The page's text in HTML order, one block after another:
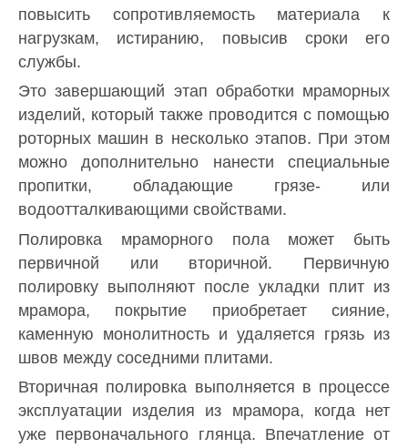
повысить сопротивляемость материала к
нагрузкам, истиранию, повысив сроки его
службы.
Это завершающий этап обработки мраморных
изделий, который также проводится с помощью
роторных машин в несколько этапов. При этом
можно дополнительно нанести специальные
пропитки, обладающие грязе- или
водоотталкивающими свойствами.
Полировка мраморного пола может быть
первичной или вторичной. Первичную
полировку выполняют после укладки плит из
мрамора, покрытие приобретает сияние,
каменную монолитность и удаляется грязь из
швов между соседними плитами.
Вторичная полировка выполняется в процессе
эксплуатации изделия из мрамора, когда нет
уже первоначального глянца. Впечатление от